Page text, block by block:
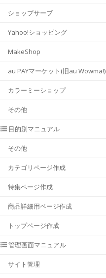
ショップサーブ
Yahoo!ショッピング
MakeShop
au PAYマーケット(旧au Wowma!)
カラーミーショップ
その他
目的別マニュアル
その他
カテゴリページ作成
特集ページ作成
商品詳細用ページ作成
トップページ作成
管理画面マニュアル
サイト管理